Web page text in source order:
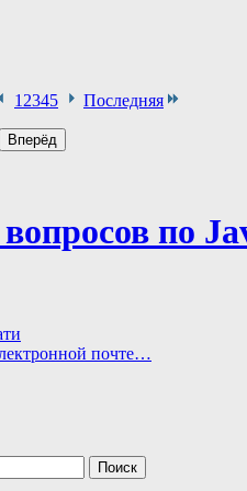
1 2345 Последняя
по
почте…